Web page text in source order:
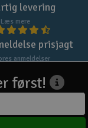
levering
Læs mere
prisjagt
anmeldelser
først!